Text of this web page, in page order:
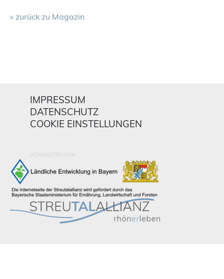
« zurück zu Magazin
IMPRESSUM
DATENSCHUTZ
COOKIE EINSTELLUNGEN
ADMINISTRATION